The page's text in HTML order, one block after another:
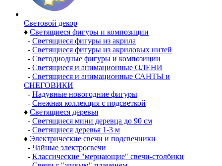
Световой декор
♦ Светящиеся фигуры и композиции
- Светящиеся фигуры из акрила
- Светящиеся фигуры из акриловых нитей
- Светодиодные фигуры и композиции
- Светящиеся и анимационные ОЛЕНИ
- Светящиеся и анимационные САНТЫ и
СНЕГОВИКИ
- Надувные новогодние фигуры
- Снежная коллекция с подсветкой
♦ Светящиеся деревья
- Светящиеся мини деревца до 90 см
- Светящиеся деревья 1-3 м
♦ Электрические свечи и подсвечники
- Чайные электросвечи
- Классические "мерцающие" свечи-столбики